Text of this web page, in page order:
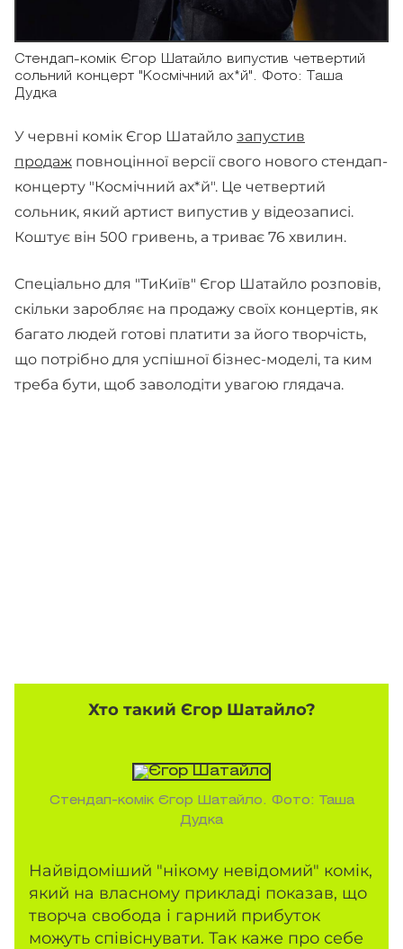
Стендап-комік Єгор Шатайло випустив четвертий
сольний концерт "Космічний ах*й". Фото: Таша
Дудка
У червні комік Єгор Шатайло запустив
продаж повноцінної версії свого нового стендап-
концерту "Космічний ах*й". Це четвертий
сольник, який артист випустив у відеозаписі.
Коштує він 500 гривень, а триває 76 хвилин.
Спеціально для "ТиКиїв" Єгор Шатайло розповів,
скільки заробляє на продажу своїх концертів, як
багато людей готові платити за його творчість,
що потрібно для успішної бізнес-моделі, та ким
треба бути, щоб заволодіти увагою глядача.
Хто такий Єгор Шатайло?
Стендап-комік Єгор Шатайло. Фото: Таша
Дудка
Найвідоміший "нікому невідомий" комік,
який на власному прикладі показав, що
творча свобода і гарний прибуток
можуть співіснувати. Так каже про себе